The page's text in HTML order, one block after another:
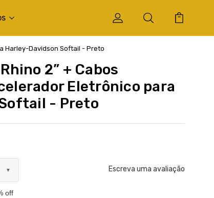
Harley-Davidson Softail - Preto
2” + Cabos
Eletrônico para
- Preto
▼
off
Escreva uma avaliação